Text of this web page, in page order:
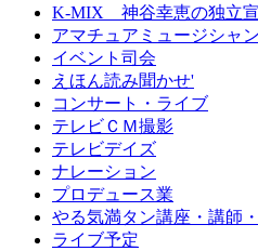
K-MIX 神谷幸恵の独立
アマチュアミュージシャ
イベント司会
えほん読み聞かせ'
コンサート・ライブ
テレビＣＭ撮影
テレビデイズ
ナレーション
プロデュース業
やる気満タン講座・講師
ライブ予定